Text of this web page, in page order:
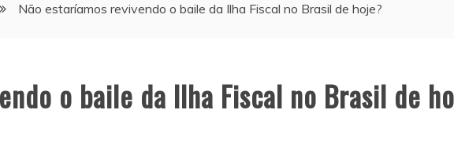
Não estaríamos revivendo o baile da Ilha Fiscal no Brasil de hoje?
o baile da Ilha Fiscal no Brasil de